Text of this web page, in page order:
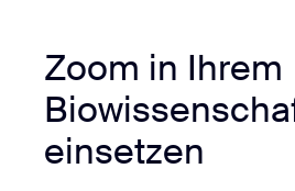
Zoom in Ihrem
einsetzen